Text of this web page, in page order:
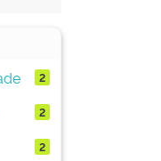
2
2
2